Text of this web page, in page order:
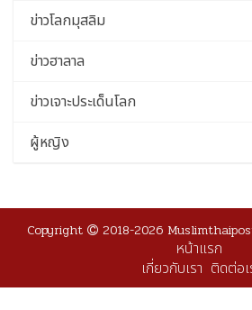
ข่าวโลกมุสลิม
ข่าวฮาลาล
ข่าวเจาะประเด็นโลก
ผู้หญิง